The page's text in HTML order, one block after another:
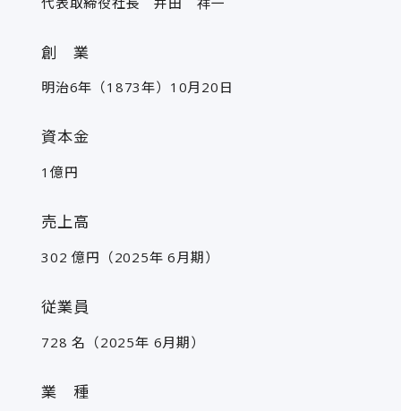
創 業
明治6年（1873年）10月20日
資本金
1億円
売上高
302 億円（2025年 6月期）
従業員
728 名（2025年 6月期）
業 種